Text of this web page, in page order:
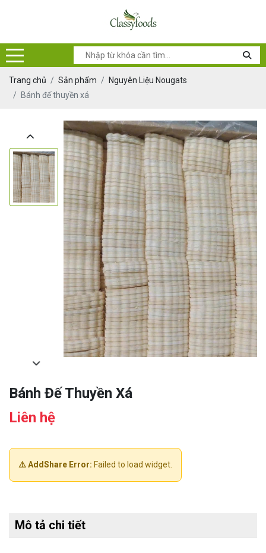
Trang chủ Sản phẩm
Nguyên Liệu Nougats
Bánh đế thuyền xá
Bánh Đế Thuyền Xá
Liên hệ
⚠️ AddShare Error: Failed to load widget.
Mô tả chi tiết